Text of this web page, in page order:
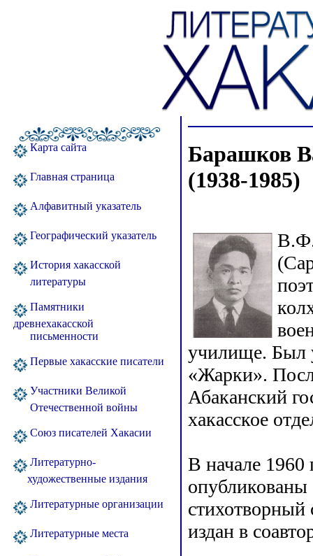
Карта сайта
Главная страница
Алфавитный указатель
Географический указатель
История хакасской
литературы
Памятники
древнехакасской
письменности
Первые хакасские писатели
Участники Великой
Отечественной войны
Союз писателей Хакасии
Литературно-
художественные издания
Литературные организации
Литературные места
Барашков
(1938-1985)
В.Ф.
училище. Был
«Жарки».
Абаканский
хакасское
В начале 1960
издан в